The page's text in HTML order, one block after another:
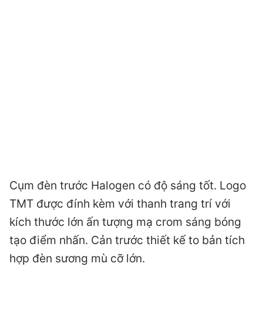
Cụm đèn trước Halogen có độ sáng tốt. Logo
TMT được đính kèm với thanh trang trí với
kích thước lớn ấn tượng mạ crom sáng bóng
tạo điểm nhấn. Cản trước thiết kế to bản tích
hợp đèn sương mù cỡ lớn.